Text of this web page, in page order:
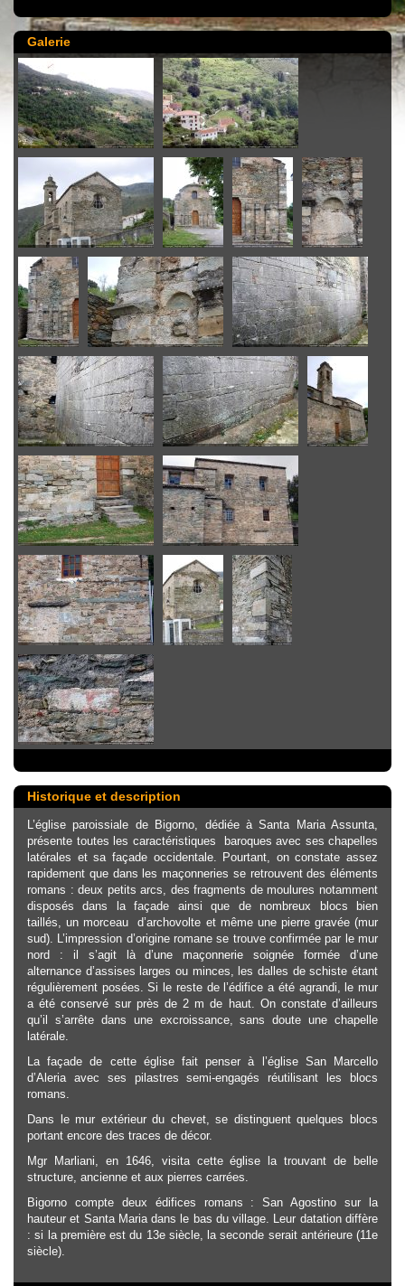
Galerie
Historique et description
L’église paroissiale de Bigorno, dédiée à Santa Maria Assunta,
présente toutes les caractéristiques baroques avec ses chapelles
latérales et sa façade occidentale. Pourtant, on constate assez
rapidement que dans les maçonneries se retrouvent des éléments
romans : deux petits arcs, des fragments de moulures notamment
disposés dans la façade ainsi que de nombreux blocs bien
taillés, un morceau d’archovolte et même une pierre gravée (mur
sud). L’impression d’origine romane se trouve confirmée par le mur
nord : il s’agit là d’une maçonnerie soignée formée d’une
alternance d’assises larges ou minces, les dalles de schiste étant
régulièrement posées. Si le reste de l’édifice a été agrandi, le mur
a été conservé sur près de 2 m de haut. On constate d’ailleurs
qu’il s’arrête dans une excroissance, sans doute une chapelle
latérale.
La façade de cette église fait penser à l’église San Marcello
d’Aleria avec ses pilastres semi-engagés réutilisant les blocs
romans.
Dans le mur extérieur du chevet, se distinguent quelques blocs
portant encore des traces de décor.
Mgr Marliani, en 1646, visita cette église la trouvant de belle
structure, ancienne et aux pierres carrées.
Bigorno compte deux édifices romans : San Agostino sur la
hauteur et Santa Maria dans le bas du village. Leur datation diffère
: si la première est du 13e siècle, la seconde serait antérieure (11e
siècle).